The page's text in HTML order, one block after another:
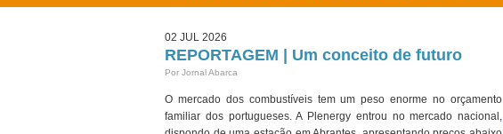
02 JUL 2026
REPORTAGEM | Um conceito de futuro
Por Jornal Abarca
O mercado dos combustíveis tem um peso enorme no orçamento
familiar dos portugueses. A Plenergy entrou no mercado nacional,